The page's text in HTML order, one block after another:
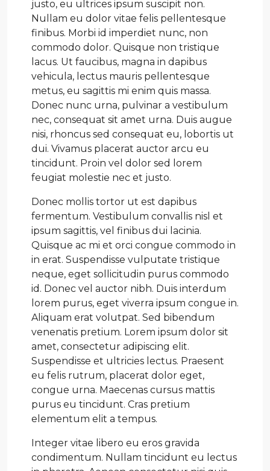
justo, eu ultrices ipsum suscipit non.
Nullam eu dolor vitae felis pellentesque
finibus. Morbi id imperdiet nunc, non
commodo dolor. Quisque non tristique
lacus. Ut faucibus, magna in dapibus
vehicula, lectus mauris pellentesque
metus, eu sagittis mi enim quis massa.
Donec nunc urna, pulvinar a vestibulum
nec, consequat sit amet urna. Duis augue
nisi, rhoncus sed consequat eu, lobortis ut
dui. Vivamus placerat auctor arcu eu
tincidunt. Proin vel dolor sed lorem
feugiat molestie nec et justo.
Donec mollis tortor ut est dapibus
fermentum. Vestibulum convallis nisl et
ipsum sagittis, vel finibus dui lacinia.
Quisque ac mi et orci congue commodo in
in erat. Suspendisse vulputate tristique
neque, eget sollicitudin purus commodo
id. Donec vel auctor nibh. Duis interdum
lorem purus, eget viverra ipsum congue in.
Aliquam erat volutpat. Sed bibendum
venenatis pretium. Lorem ipsum dolor sit
amet, consectetur adipiscing elit.
Suspendisse et ultricies lectus. Praesent
eu felis rutrum, placerat dolor eget,
congue urna. Maecenas cursus mattis
purus eu tincidunt. Cras pretium
elementum elit a tempus.
Integer vitae libero eu eros gravida
condimentum. Nullam tincidunt eu lectus